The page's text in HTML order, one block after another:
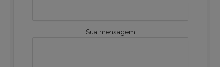
Sua mensagem